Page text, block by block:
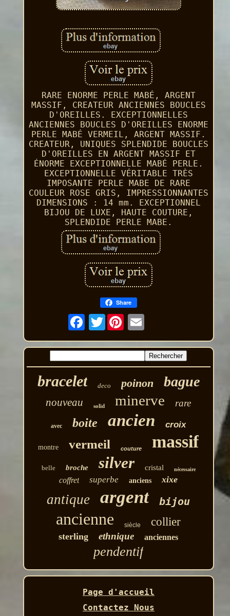
RARE ENORME PERLE MABÉ, ARGENT
MASSIF, CREATEUR ANCIENNES BOUCLES
D'OREILLES. EXCEPTIONNELLES
ANCIENNES BOUCLES D'OREILLES ENORME
PERLE MABÉ VERMEIL, ARGENT MASSIF.
CREATEUR, UNIQUES SPLENDIDE BOUCLES
D'OREILLES EN ARGENT MASSIF ET
ÉNORME EXCEPTIONNELLE MABÉ PERLE.
EXCEPTIONNELLE VÉRITABLE TRÈS
IMPOSANTE PERLE MABE DE RARE
COULEUR ROSE GRIS, IMPRESSIONNANTES
DIMENSIONS : 14 mm. EXCEPTIONNEL
BIJOU DE LUXE, HAUTE COUTURE,
SPLENDIDE PERLE MABE.
Share
Twitter
bracelet deco poinon bague
nouveau solid minerve rare
avec boite ancien croix
montre vermeil couture massif
belle broche silver cristal nécessaire
coffret superbe anciens xixe
antique argent bijou
ancienne siècle collier
sterling ethnique anciennes
pendentif
Page d'accueil
Contactez Nous